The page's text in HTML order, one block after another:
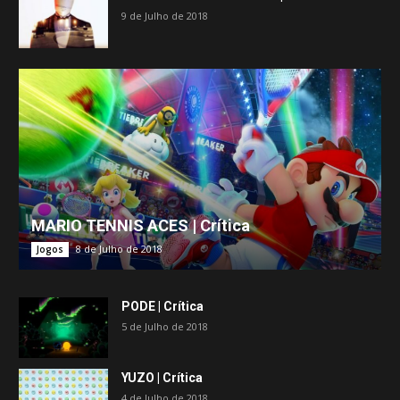
9 de Julho de 2018
MARIO TENNIS ACES | Crítica
Jogos 8 de Julho de 2018
PODE | Crítica
5 de Julho de 2018
YUZO | Crítica